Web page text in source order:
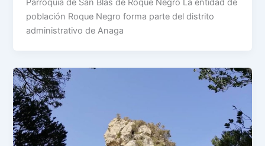
Parroquia de San Blas de Roque Negro La entidad de
población Roque Negro forma parte del distrito
administrativo de Anaga